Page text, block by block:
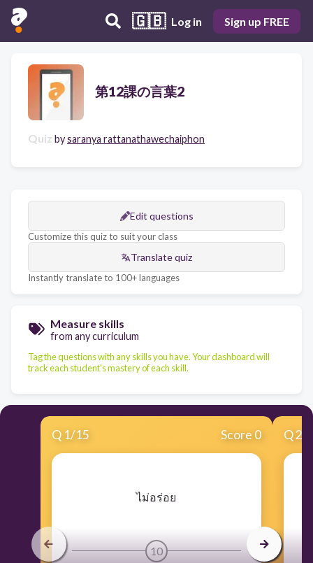
🇬🇧 Log in Sign up FREE
第12課の言葉2
Quiz bysaranya rattanathawechaiphon
Edit questions
Customize this quiz to suit your class
Translate quiz
Instantly translate to 100+ languages
Measure skills
from any curriculum
Tag the questions with any skills you have. Your dashboard will
track each student's mastery of each skill.
Q 1/15 Score 0
​ไม่อร่อย
10
Q2